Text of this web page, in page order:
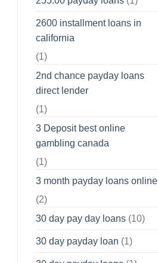
2600 installment loans in
california
(1)
2nd chance payday loans
direct lender
(1)
3 Deposit best online
gambling canada
(1)
3 month payday loans online
(2)
30 day pay day loans(10)
30 day payday loan (1)